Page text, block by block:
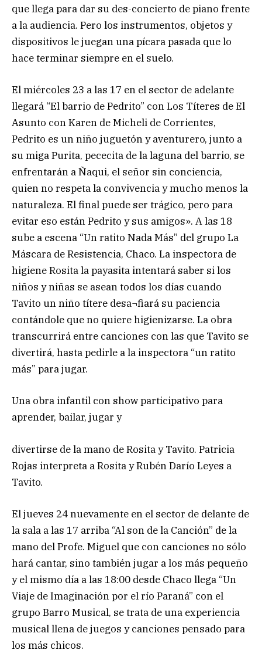
que llega para dar su des-concierto de piano frente
a la audiencia. Pero los instrumentos, objetos y
dispositivos le juegan una pícara pasada que lo
hace terminar siempre en el suelo.
El miércoles 23 a las 17 en el sector de adelante
llegará “El barrio de Pedrito” con Los Títeres de El
Asunto con Karen de Micheli de Corrientes,
Pedrito es un niño juguetón y aventurero, junto a
su miga Purita, pececita de la laguna del barrio, se
enfrentarán a Ñaqui, el señor sin conciencia,
quien no respeta la convivencia y mucho menos la
naturaleza. El final puede ser trágico, pero para
evitar eso están Pedrito y sus amigos». A las 18
sube a escena “Un ratito Nada Más” del grupo La
Máscara de Resistencia, Chaco. La inspectora de
higiene Rosita la payasita intentará saber si los
niños y niñas se asean todos los días cuando
Tavito un niño títere desa¬fiará su paciencia
contándole que no quiere higienizarse. La obra
transcurrirá entre canciones con las que Tavito se
divertirá, hasta pedirle a la inspectora “un ratito
más” para jugar.
Una obra infantil con show participativo para
aprender, bailar, jugar y
divertirse de la mano de Rosita y Tavito. Patricia
Rojas interpreta a Rosita y Rubén Darío Leyes a
Tavito.
El jueves 24 nuevamente en el sector de delante de
la sala a las 17 arriba “Al son de la Canción” de la
mano del Profe. Miguel que con canciones no sólo
hará cantar, sino también jugar a los más pequeño
y el mismo día a las 18:00 desde Chaco llega “Un
Viaje de Imaginación por el río Paraná” con el
grupo Barro Musical, se trata de una experiencia
musical llena de juegos y canciones pensado para
los más chicos.